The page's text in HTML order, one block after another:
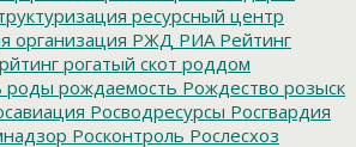
ресурсный центр
организация РЖД РИА Рейтинг
рйтинг рогатый скот роддом
роды рождаемость Рождество розыск
Росводресурсы Росгвардия
Росконтроль Рослесхоз